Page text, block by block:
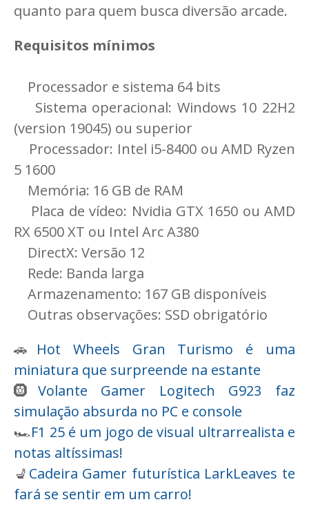
quanto para quem busca diversão arcade.
Requisitos mínimos
Processador e sistema 64 bits
Sistema operacional: Windows 10 22H2
(version 19045) ou superior
Processador: Intel i5-8400 ou AMD Ryzen
5 1600
Memória: 16 GB de RAM
Placa de vídeo: Nvidia GTX 1650 ou AMD
RX 6500 XT ou Intel Arc A380
DirectX: Versão 12
Rede: Banda larga
Armazenamento: 167 GB disponíveis
Outras observações: SSD obrigatório
🚗 Hot Wheels Gran Turismo é uma
miniatura que surpreende na estante
🛞 Volante Gamer Logitech G923 faz
simulação absurda no PC e console
🏎️F1 25 é um jogo de visual ultrarrealista e
notas altíssimas!
💺 Cadeira Gamer futurística LarkLeaves te
fará se sentir em um carro!